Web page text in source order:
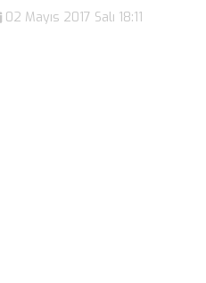
02 Mayıs 2017 Salı 18:11